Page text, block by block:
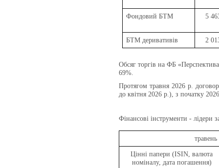
Фондовий БТМ 5
БТМ деривативів 2
Обсяг торгів на ФБ
69%.
Протягом травня 2026 р.
до квітня 2026 р.), з початку
Фінансові інструменти - лідери
травень
Цінні папери (ISIN, валюта
номіналу, дата погашення)